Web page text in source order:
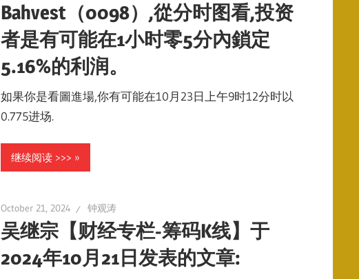
Bahvest（0098）,從分时图看,投资
者是有可能在1小时零5分內鎖定
5.16%的利润。
如果你是看圖進場,你有可能在10月23日上午9时12分时以
0.775进场.
继续阅读 >>>
October 21, 2024 钟观涛
吴继宗【财经专栏-筹码K线】于
2024年10月21日发表的文章: